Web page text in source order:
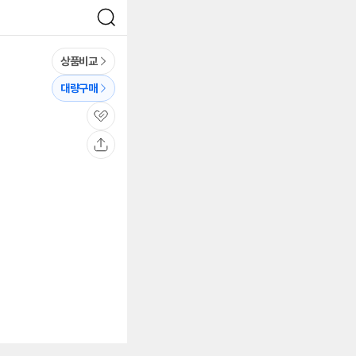
검
색
상품비교
대량구매
관
심